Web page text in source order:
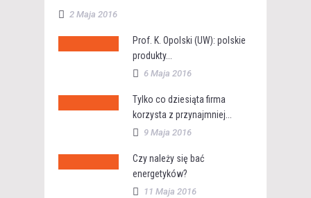
2 Maja 2016
Prof. K. Opolski (UW): polskie
produkty...
6 Maja 2016
Tylko co dziesiąta firma
korzysta z przynajmniej...
9 Maja 2016
Czy należy się bać
energetyków?
11 Maja 2016